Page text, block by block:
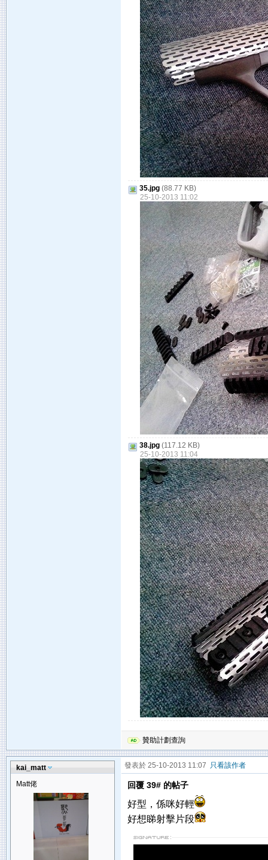
35.jpg (88.77 KB)
25-10-2013 11:02
38.jpg (117.12 KB)
25-10-2013 11:04
贊助計劃查詢
kai_matt
Matt佬
發表於 25-10-2013 11:07 只看該作者
回覆 39# 的帖子
好型，係咪好輕
好想睇射擊片段